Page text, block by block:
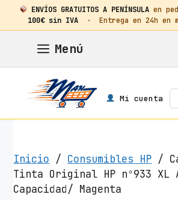
ENVÍOS GRATUITOS A PENÍNSULA en
100€ sin IVA· Entrega en 24h en
contenido
Menú
Mi cuenta
Inicio / Consumibles HP /
Tinta Original HP nº933 XL
Capacidad/ Magenta